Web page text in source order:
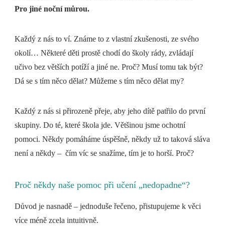
Pro jiné noční můrou.
Každý z nás to ví. Známe to z vlastní zkušenosti, ze svého
okolí… Některé děti prostě chodí do školy rády, zvládají
učivo bez větších potíží a jiné ne. Proč? Musí tomu tak být?
Dá se s tím něco dělat? Můžeme s tím něco dělat my?
Každý z nás si přirozeně přeje, aby jeho dítě patřilo do první
skupiny. Do té, které škola jde. Většinou jsme ochotní
pomoci. Někdy pomáháme úspěšně, někdy už to taková sláva
není a někdy – čím víc se snažíme, tím je to horší. Proč?
Proč někdy naše pomoc při učení „nedopadne“?
Důvod je nasnadě – jednoduše řečeno, přistupujeme k věci
více méně zcela intuitivně.